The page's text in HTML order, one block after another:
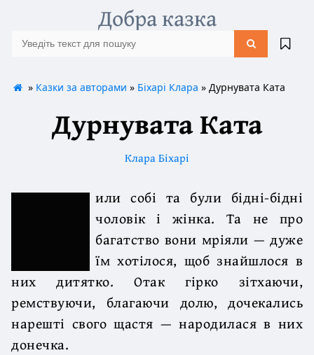
Добра казка
» Казки за авторами » Біхарі Клара » Дурнувата Ката
Дурнувата Ката
Клара Біхарі
или собі та були бідні-бідні
чоловік і жінка. Та не про
багатство вони мріяли — дуже
їм хотілося, щоб знайшлося в
них дитятко. Отак гірко зітхаючи,
ремствуючи, благаючи долю, дочекались
нарешті свого щастя — народилася в них
донечка.